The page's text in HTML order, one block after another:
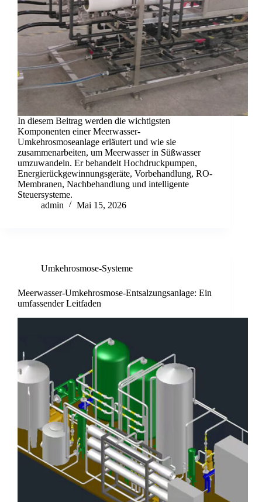
In diesem Beitrag werden die wichtigsten
Komponenten einer Meerwasser-
Umkehrosmoseanlage erläutert und wie sie
zusammenarbeiten, um Meerwasser in Süßwasser
umzuwandeln. Er behandelt Hochdruckpumpen,
Energierückgewinnungsgeräte, Vorbehandlung, RO-
Membranen, Nachbehandlung und intelligente
Steuersysteme.
admin
Mai 15, 2026
Umkehrosmose-Systeme
Meerwasser-Umkehrosmose-Entsalzungsanlage: Ein
umfassender Leitfaden